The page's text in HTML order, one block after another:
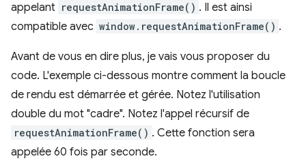
appelant requestAnimationFrame() . Il est ainsi
compatible avec window.requestAnimationFrame() .
Avant de vous en dire plus, je vais vous proposer du
code. L'exemple ci-dessous montre comment la boucle
de rendu est démarrée et gérée. Notez l'utilisation
double du mot "cadre". Notez l'appel récursif de
requestAnimationFrame() . Cette fonction sera
appelée 60 fois par seconde.